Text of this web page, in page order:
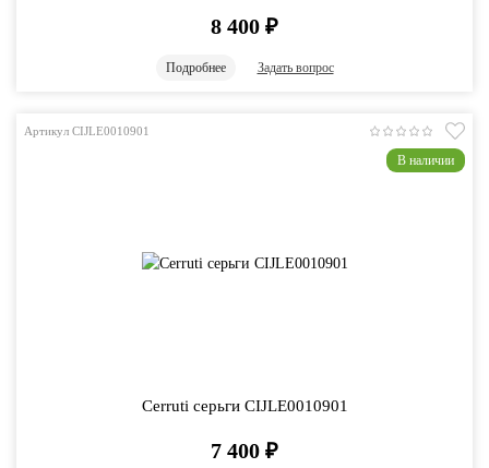
8 400 ₽
Подробнее Задать вопрос
Артикул CIJLE0010901
В наличии
Cerruti серьги CIJLE0010901
7 400 ₽